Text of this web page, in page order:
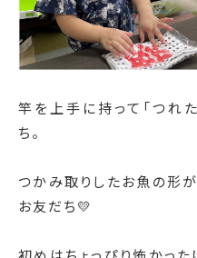
竿を上手に持って「つれ
ち。
つかみ取りしたお魚の形
お友だち💛